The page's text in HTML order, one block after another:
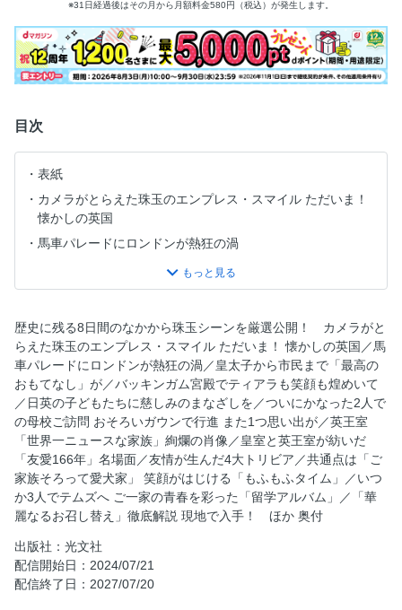
※31日経過後はその月から月額料金580円（税込）が発生します。
目次
表紙
カメラがとらえた珠玉のエンプレス・スマイル ただいま！
懐かしの英国
馬車パレードにロンドンが熱狂の渦
皇太子から市民まで「最高のおもてなし」が
バッキンガム宮殿でティアラも笑顔も煌めいて
日英の子どもたちに慈しみのまなざしを
ついにかなった2人での母校ご訪問
おそろいガウンで行進 また1つ思い出が
英王室「世界一ニュースな家族」絢爛の肖像
皇室と英王室が紡いだ「友愛166年」名場面
友情が生んだ4大トリビア
共通点は「ご家族そろって愛犬家」 笑顔がはじける「もふ
もふタイム」
いつか3人でテムズへ ご一家の青春を彩った「留学アルバ
「華麗なるお召し替え」徹底解説
現地で入手！ 英王室公認グッズ14 両陛下訪英記念プレゼン
歴史に残る8日間のなかから珠玉シーンを厳選公開！ カメラがと
らえた珠玉のエンプレス・スマイル ただいま！ 懐かしの英国／馬
車パレードにロンドンが熱狂の渦／皇太子から市民まで「最高の
おもてなし」が／バッキンガム宮殿でティアラも笑顔も煌めいて
／日英の子どもたちに慈しみのまなざしを／ついにかなった2人で
の母校ご訪問 おそろいガウンで行進 また1つ思い出が／英王室
「世界一ニュースな家族」絢爛の肖像／皇室と英王室が紡いだ
「友愛166年」名場面／友情が生んだ4大トリビア／共通点は「ご
家族そろって愛犬家」 笑顔がはじける「もふもふタイム」／いつ
か3人でテムズへ ご一家の青春を彩った「留学アルバム」／「華
麗なるお召し替え」徹底解説 現地で入手！ ほか 奥付
出版社：光文社
配信開始日：2024/07/21
配信終了日：2027/07/20